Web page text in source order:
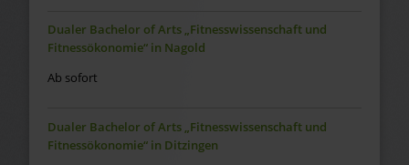
Dualer Bachelor of Arts „Fitnesswissenschaft und
Fitnessökonomie“ in Nagold
Ab sofort
Dualer Bachelor of Arts „Fitnesswissenschaft und
Fitnessökonomie“ in Ditzingen